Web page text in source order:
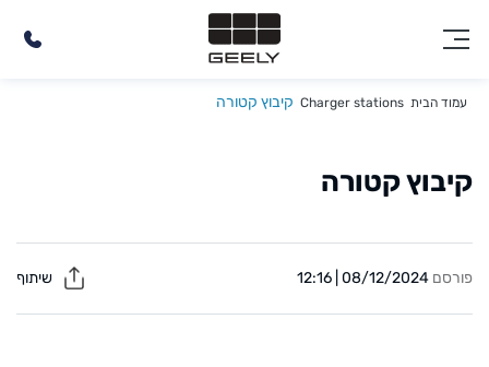
עמוד הבית Charger stations קיבוץ קטורה
קיבוץ קטורה
פורסם 08/12/2024 | 12:16